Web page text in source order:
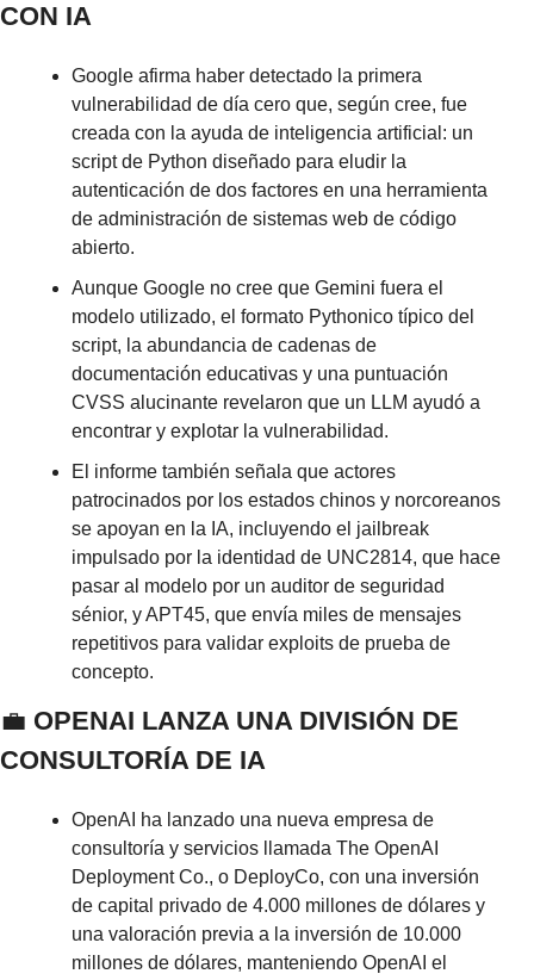
CON IA
Google afirma haber detectado la primera
vulnerabilidad de día cero que, según cree, fue
creada con la ayuda de inteligencia artificial: un
script de Python diseñado para eludir la
autenticación de dos factores en una herramienta
de administración de sistemas web de código
abierto.
Aunque Google no cree que Gemini fuera el
modelo utilizado, el formato Pythonico típico del
script, la abundancia de cadenas de
documentación educativas y una puntuación
CVSS alucinante revelaron que un LLM ayudó a
encontrar y explotar la vulnerabilidad.
El informe también señala que actores
patrocinados por los estados chinos y norcoreanos
se apoyan en la IA, incluyendo el jailbreak
impulsado por la identidad de UNC2814, que hace
pasar al modelo por un auditor de seguridad
sénior, y APT45, que envía miles de mensajes
repetitivos para validar exploits de prueba de
concepto.
💼 OPENAI LANZA UNA DIVISIÓN DE
CONSULTORÍA DE IA
OpenAI ha lanzado una nueva empresa de
consultoría y servicios llamada The OpenAI
Deployment Co., o DeployCo, con una inversión
de capital privado de 4.000 millones de dólares y
una valoración previa a la inversión de 10.000
millones de dólares, manteniendo OpenAI el